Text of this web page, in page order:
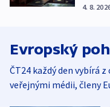
4. 8.
Evropský
ČT24 každý den vybírá
veřejnými médii, členy